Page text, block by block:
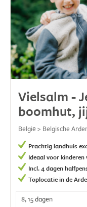
Vielsalm -
boomhut,
België > Belgische
Prachtig landhuis
Ideaal voor kinderen
Incl. 4 dagen
Toplocatie in de
8, 15 dagen